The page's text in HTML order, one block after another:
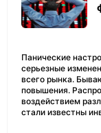
Панические
серьезные
всего рынка.
повышения.
воздействием
стали известны